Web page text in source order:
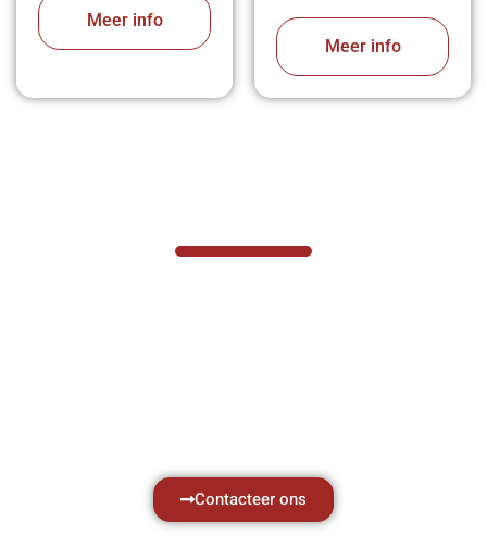
Meer info
Meer info
Contacteer ons